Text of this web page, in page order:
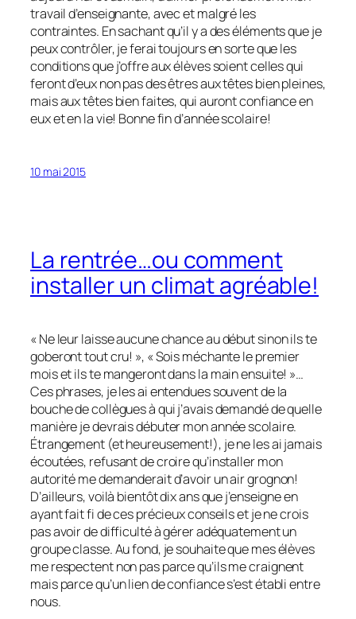
travail d’enseignante, avec et malgré les
contraintes. En sachant qu’il y a des éléments que je
peux contrôler, je ferai toujours en sorte que les
conditions que j’offre aux élèves soient celles qui
feront d’eux non pas des êtres aux têtes bien pleines,
mais aux têtes bien faites, qui auront confiance en
eux et en la vie! Bonne fin d’année scolaire!
10 mai 2015
La rentrée…ou comment
installer un climat agréable!
« Ne leur laisse aucune chance au début sinon ils te
goberont tout cru! », « Sois méchante le premier
mois et ils te mangeront dans la main ensuite! »…
Ces phrases, je les ai entendues souvent de la
bouche de collègues à qui j’avais demandé de quelle
manière je devrais débuter mon année scolaire.
Étrangement (et heureusement!), je ne les ai jamais
écoutées, refusant de croire qu’installer mon
autorité me demanderait d’avoir un air grognon!
D’ailleurs, voilà bientôt dix ans que j’enseigne en
ayant fait fi de ces précieux conseils et je ne crois
pas avoir de difficulté à gérer adéquatement un
groupe classe. Au fond, je souhaite que mes élèves
me respectent non pas parce qu’ils me craignent
mais parce qu’un lien de confiance s’est établi entre
nous.